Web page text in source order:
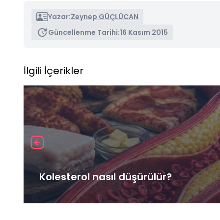
Yazar:Zeynep GÜÇLÜCAN
Güncellenme Tarihi:16 Kasım 2015
İlgili İçerikler
Kolesterol nasıl düşürülür?